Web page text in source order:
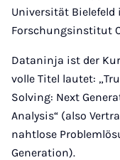
Universität Bielefeld
Forschungsinstitut
Dataninja ist der
volle Titel lautet:
Solving: Next
Analysis“ (also
nahtlose
Generation).